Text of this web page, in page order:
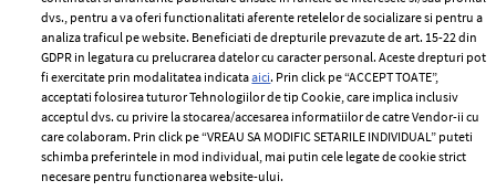
Va fi carantină în București? Ce spun
dvs., pentru a va oferi functionalitati aferente retelelor de socializare si pentru a
analiza traficul pe website. Beneficiati de drepturile prevazute de art. 15-22 din
GDPR in legatura cu prelucrarea datelor cu caracter personal. Aceste drepturi pot
fi exercitate prin modalitatea indicataaici. Prin click pe “ACCEPT TOATE”,
acceptati folosirea tuturor Tehnologiilor de tip Cookie, care implica inclusiv
acceptul dvs. cu privire la stocarea/accesarea informatiilor de catre Vendor-ii cu
care colaboram. Prin click pe “VREAU SA MODIFIC SETARILE INDIVIDUAL” puteti
schimba preferintele in mod individual, mai putin cele legate de cookie strict
necesare pentru functionarea website-ului.